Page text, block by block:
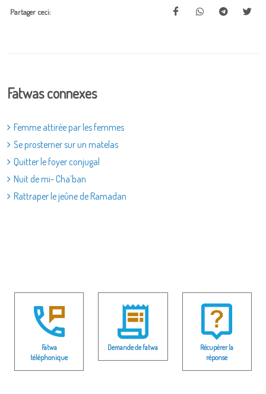
Partager ceci:
Fatwas connexes
Femme attirée par les femmes
Se prosterner sur un matelas
Quitter le foyer conjugal
Nuit de mi- Cha’ban
Rattraper le jeûne de Ramadan
Fatwa
téléphonique
Demande de fatwa
Récupérer la
réponse